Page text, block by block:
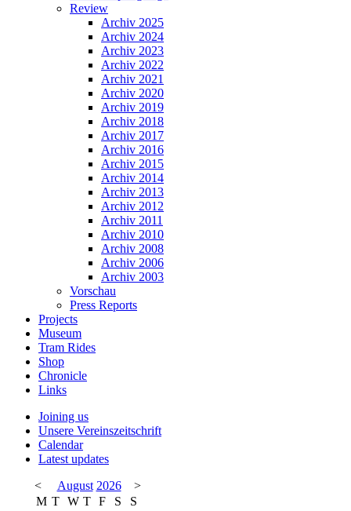
Review
Archiv 2025
Archiv 2024
Archiv 2023
Archiv 2022
Archiv 2021
Archiv 2020
Archiv 2019
Archiv 2018
Archiv 2017
Archiv 2016
Archiv 2015
Archiv 2014
Archiv 2013
Archiv 2012
Archiv 2011
Archiv 2010
Archiv 2008
Archiv 2006
Archiv 2003
Vorschau
Press Reports
Projects
Museum
Tram Rides
Shop
Chronicle
Links
Joining us
Unsere Vereinszeitschrift
Calendar
Latest updates
<
August 2026
>
M T W T F S
S